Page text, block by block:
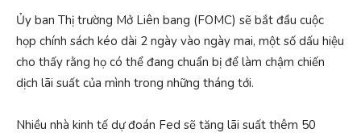
Ủy ban Thị trường Mở Liên bang (FOMC) sẽ bắt đầu cuộc
họp chính sách kéo dài 2 ngày vào ngày mai, một số dấu hiệu
cho thấy rằng họ có thể đang chuẩn bị để làm chậm chiến
dịch lãi suất của mình trong những tháng tới.
Nhiều nhà kinh tế dự đoán Fed sẽ tăng lãi suất thêm 50